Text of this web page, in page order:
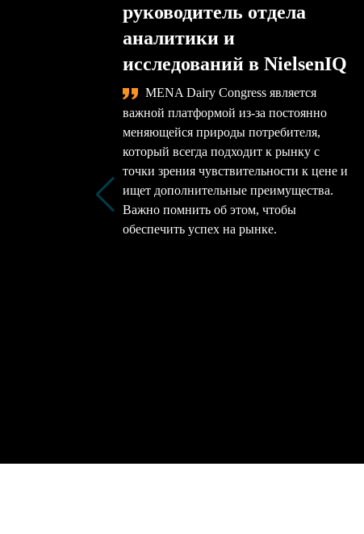
руководитель отдела
аналитики и
исследований в NielsenIQ
MENA Dairy Congress является
важной платформой из-за постоянно
меняющейся природы потребителя,
который всегда подходит к рынку с
точки зрения чувствительности к цене и
ищет дополнительные преимущества.
Важно помнить об этом, чтобы
обеспечить успех на рынке.